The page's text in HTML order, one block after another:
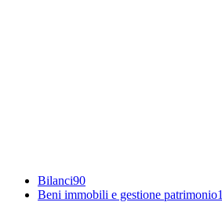
Bilanci90
Beni immobili e gestione patrimonio1